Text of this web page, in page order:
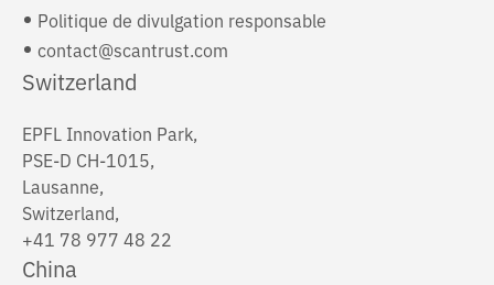
Politique de divulgation responsable
contact@scantrust.com
Switzerland
EPFL Innovation Park,
PSE-D CH-1015,
Lausanne,
Switzerland,
+41 78 977 48 22
China